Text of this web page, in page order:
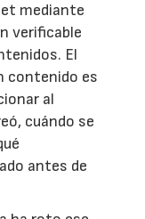
mediante
verificable
El
contenido es
al
cuándo se
antes de